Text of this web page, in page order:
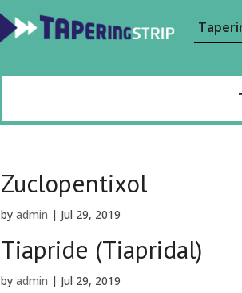
Zuclopentixol
byadmin | Jul 29, 2019
Tiapride (Tiapridal)
byadmin | Jul 29, 2019